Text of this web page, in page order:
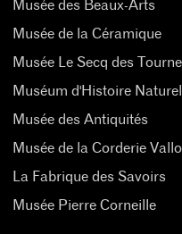
Musée des Beaux-Arts
Musée de la Céramique
Musée Le Secq des
Muséum d'Histoire
Musée des Antiquités
Musée de la Corderie
La Fabrique des Savoirs
Musée Pierre Corneille